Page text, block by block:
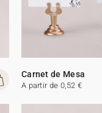
Carnet de Mesa
A partir de 0,52 €